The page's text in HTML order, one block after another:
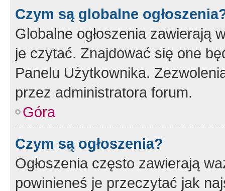
Czym są globalne
Globalne ogłoszenia zawierają
je czytać. Znajdować się one
Panelu Użytkownika.
przez administratora forum.
Góra
Czym są ogłoszenia?
Ogłoszenia często zawierają
powinieneś je przeczytać jak